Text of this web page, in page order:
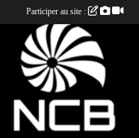
Participer au site :